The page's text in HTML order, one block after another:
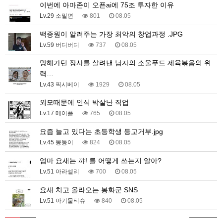
이번에 아마존이 오픈ai에 75조 투자한 이유
Lv.29 소밀면 801 08.05
백종원이 알려주는 가장 최악의 창업과정 .JPG
Lv.59 버디버디 737 08.05
망해가던 장사를 살려낸 남자의 소울푸드 제육볶음의 위
력…
Lv.43 픽시베이 1929 08.05
외모때문에 인식 박살난 직업
Lv.17 메이플 765 08.05
요즘 늘고 있다는 초등학생 등교거부.jpg
Lv.45 몽둥이 824 08.05
엄마 요새는 꺄! 를 어떻게 쓰는지 알아?
Lv.51 아라셀리 700 08.05
요새 치고 올라오는 봉화군 SNS
Lv.51 아기물티슈 840 08.05